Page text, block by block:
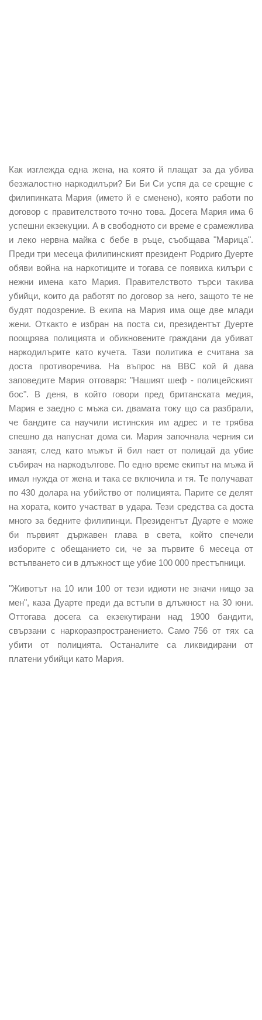
Как изглежда една жена, на която й плащат за да убива
безжалостно наркодилъри? Би Би Си успя да се срещне с
филипинката Мария (името й е сменено), която работи по
договор с правителството точно това. Досега Мария има 6
успешни екзекуции. А в свободното си време е срамежлива
и леко нервна майка с бебе в ръце, съобщава "Марица".
Преди три месеца филипинският президент Родриго Дуерте
обяви война на наркотиците и тогава се появиха килъри с
нежни имена като Мария. Правителството търси такива
убийци, които да работят по договор за него, защото те не
будят подозрение. В екипа на Мария има още две млади
жени. Откакто е избран на поста си, президентът Дуерте
поощрява полицията и обикновените граждани да убиват
наркодилърите като кучета. Тази политика е считана за
доста противоречива. На въпрос на ВВС кой й дава
заповедите Мария отговаря: "Нашият шеф - полицейският
бос". В деня, в който говори пред британската медия,
Мария е заедно с мъжа си. двамата току що са разбрали,
че бандите са научили истинския им адрес и те трябва
спешно да напуснат дома си. Мария започнала черния си
занаят, след като мъжът й бил нает от полицай да убие
събирач на наркодългове. По едно време екипът на мъжа й
имал нужда от жена и така се включила и тя. Те получават
по 430 долара на убийство от полицията. Парите се делят
на хората, които участват в удара. Тези средства са доста
много за бедните филипинци. Президентът Дуарте е може
би първият държавен глава в света, който спечели
изборите с обещанието си, че за първите 6 месеца от
встъпването си в длъжност ще убие 100 000 престъпници.
"Животът на 10 или 100 от тези идиоти не значи нищо за
мен", каза Дуарте преди да встъпи в длъжност на 30 юни.
Оттогава досега са екзекутирани над 1900 бандити,
свързани с наркоразпространението. Само 756 от тях са
убити от полицията. Останалите са ликвидирани от
платени убийци като Мария.